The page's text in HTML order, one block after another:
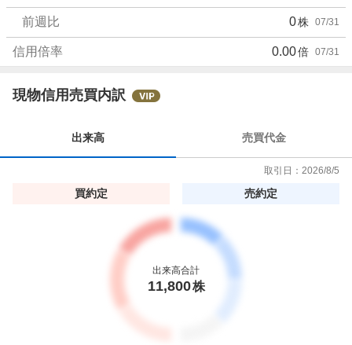
前週比 0株 07/31
信用倍率 0.00倍 07/31
現物信用売買内訳
出来高 売買代金
取引日： 2026/8/5
買約定 売約定
出来高合計
11,800株